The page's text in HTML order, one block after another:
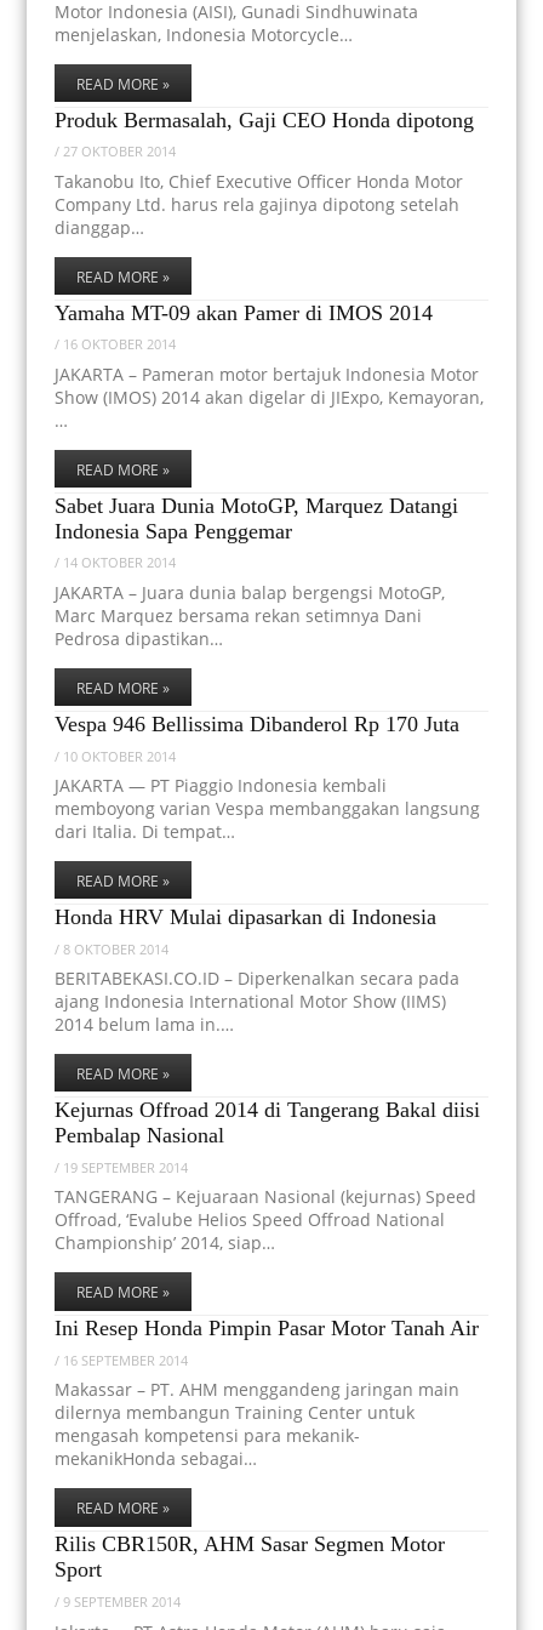
Motor Indonesia (AISI), Gunadi Sindhuwinata
menjelaskan, Indonesia Motorcycle…
READ MORE »
Produk Bermasalah, Gaji CEO Honda dipotong
/ 27 OKTOBER 2014
Takanobu Ito, Chief Executive Officer Honda Motor
Company Ltd. harus rela gajinya dipotong setelah
dianggap…
READ MORE »
Yamaha MT-09 akan Pamer di IMOS 2014
/ 16 OKTOBER 2014
JAKARTA – Pameran motor bertajuk Indonesia Motor
Show (IMOS) 2014 akan digelar di JIExpo, Kemayoran,
…
READ MORE »
Sabet Juara Dunia MotoGP, Marquez Datangi
Indonesia Sapa Penggemar
/ 14 OKTOBER 2014
JAKARTA – Juara dunia balap bergengsi MotoGP,
Marc Marquez bersama rekan setimnya Dani
Pedrosa dipastikan…
READ MORE »
Vespa 946 Bellissima Dibanderol Rp 170 Juta
/ 10 OKTOBER 2014
JAKARTA — PT Piaggio Indonesia kembali
memboyong varian Vespa membanggakan langsung
dari Italia. Di tempat…
READ MORE »
Honda HRV Mulai dipasarkan di Indonesia
/ 8 OKTOBER 2014
BERITABEKASI.CO.ID – Diperkenalkan secara pada
ajang Indonesia International Motor Show (IIMS)
2014 belum lama in.…
READ MORE »
Kejurnas Offroad 2014 di Tangerang Bakal diisi
Pembalap Nasional
/ 19 SEPTEMBER 2014
TANGERANG – Kejuaraan Nasional (kejurnas) Speed
Offroad, ‘Evalube Helios Speed Offroad National
Championship’ 2014, siap…
READ MORE »
Ini Resep Honda Pimpin Pasar Motor Tanah Air
/ 16 SEPTEMBER 2014
Makassar – PT. AHM menggandeng jaringan main
dilernya membangun Training Center untuk
mengasah kompetensi para mekanik-
mekanikHonda sebagai…
READ MORE »
Rilis CBR150R, AHM Sasar Segmen Motor
Sport
/ 9 SEPTEMBER 2014